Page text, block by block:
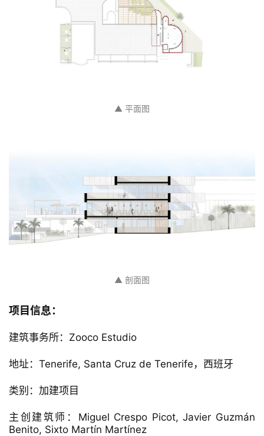
▲ 平面图
▲ 剖面图
项目信息：
建筑事务所：Zooco Estudio
地址：Tenerife, Santa Cruz de Tenerife，西班牙
类别：加建项目
主创建筑师：Miguel Crespo Picot, Javier Guzmán
Benito, Sixto Martín Martínez